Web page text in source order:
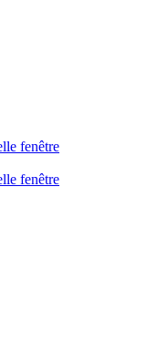
fenêtre
fenêtre